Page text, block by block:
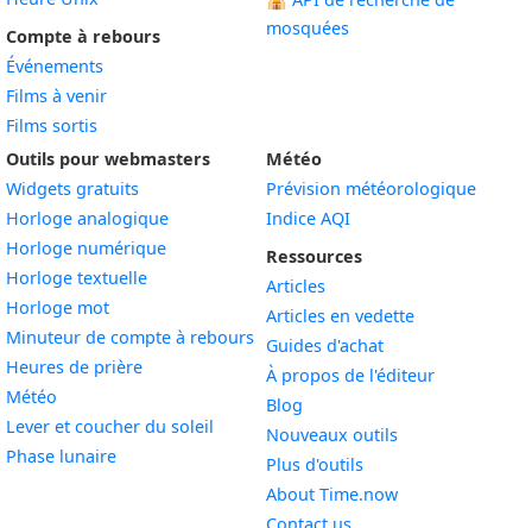
Compte à rebours
Événements
Films à venir
Films sortis
mosquées
Outils pour webmasters
Widgets gratuits
Horloge analogiqueWidget
Horloge numériqueWidget
Horloge textuelleWidget
Horloge motWidget
Minuteur de compte à rebours Widget
Heures de prièreWidget
Météo
Lever et coucher du soleil
Phase lunaireWidget
Météo
Prévision météorologique
Indice AQI
Ressources
Articles
Articles en vedette
Guides d'achat
À propos de l'éditeur
Blog
Nouveaux outils
Plus d'outils
About Time.now